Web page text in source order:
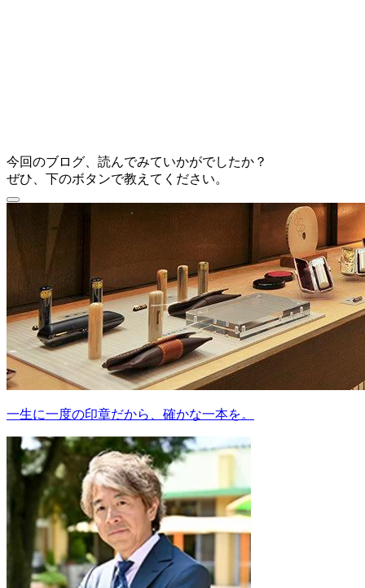
今回のブログ、読んでみていかがでしたか？
ぜひ、下のボタンで教えてください。
一生に一度の印章だから、確かな一本を。